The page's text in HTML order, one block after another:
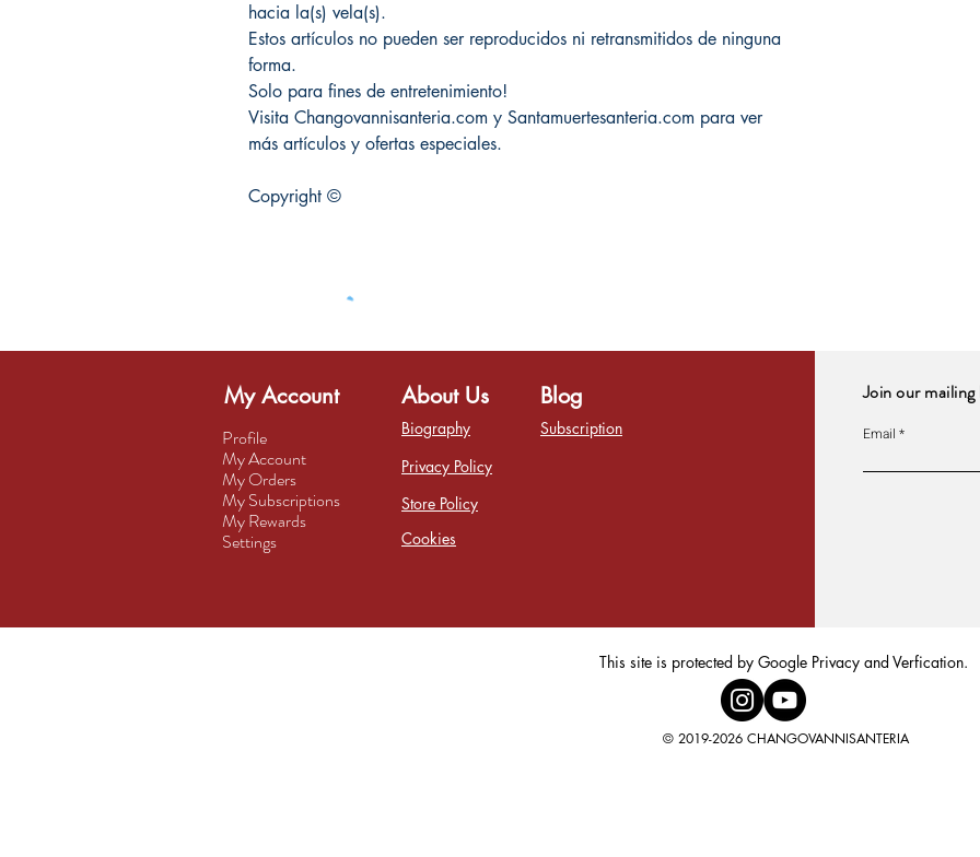
hacia la(s) vela(s).
Estos artículos no pueden ser reproducidos ni retransmitidos de ninguna
forma.
Solo para fines de entretenimiento!
Visita Changovannisanteria.com y Santamuertesanteria.com para ver
más artículos y ofertas especiales.
Copyright ©
My Account
Profile
My Account
My Orders
My Subscriptions
My Rewards
Settings
About Us
Biography
Privacy Policy
Store Policy
Cookies
Blog
Subscription
Join our
Email
This site is protected by Google Privacy and Verfication.
© 2019-2026 CHANGOVANNISANTERIA